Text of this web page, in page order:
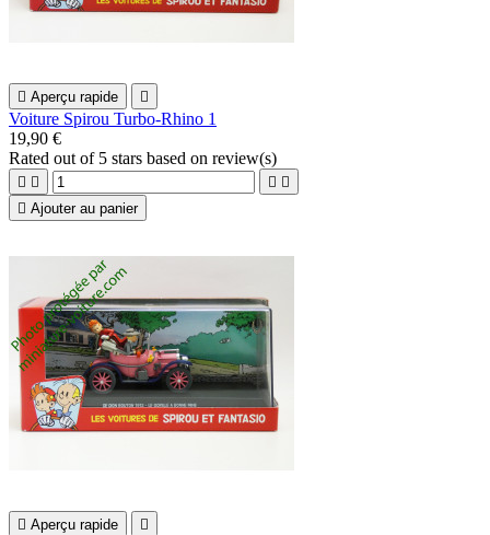
 Aperçu rapide 
Voiture Spirou Turbo-Rhino 1
19,90 €
Rated out of 5 stars based on review(s)
   
 Ajouter au panier
 Aperçu rapide 